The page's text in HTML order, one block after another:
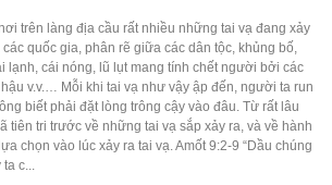
trên làng địa cầu rất nhiều những tai vạ đang xảy
quốc gia, phân rẽ giữa các dân tộc, khủng bố,
lạnh, cái nóng, lũ lụt mang tính chết người bởi các
v.v.… Mỗi khi tai vạ như vậy ập đến, người ta run
biết phải đặt lòng trông cậy vào đâu. Từ rất lâu
tiên tri trước về những tai vạ sắp xảy ra, và về hành
chọn vào lúc xảy ra tai vạ. Amốt 9:2-9 “Dầu chúng
ta c...